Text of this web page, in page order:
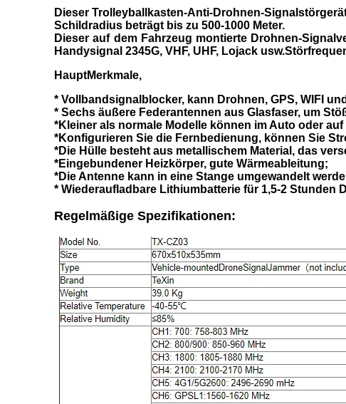
Dieser Trolleyballkasten-Anti-Drohnen-
Schildradius beträgt bis zu 500-1000 Meter.
Dieser auf dem Fahrzeug montierte Drohnen-
Handysignal 2345G, VHF, UHF, Lojack
HauptMerkmale,
* Vollbandsignalblocker, kann Drohnen, GPS, WIFI
* Sechs äußere Federantennen aus Glasfaser, um
*Kleiner als normale Modelle können im Auto oder
*Konfigurieren Sie die Fernbedienung, können Sie
*Die Hülle besteht aus metallischem Material, das
*Eingebundener Heizkörper, gute Wärmeableitung;
*Die Antenne kann in eine Stange umgewandelt
* Wiederaufladbare Lithiumbatterie für 1,5-2 Stunden
Regelmäßige Spezifikationen: